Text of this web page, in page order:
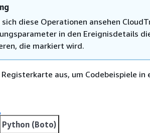
sich diese Operationen ansehen
in den Ereignisdetails
die markiert wird.
Registerkarte aus, um Codebeispiele
Python (Boto)